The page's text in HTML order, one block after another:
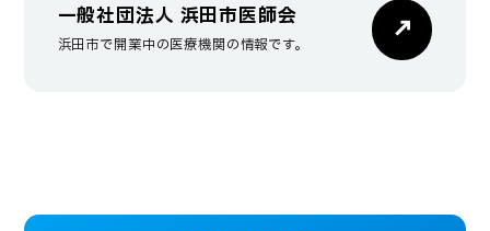
一般社団法人 浜田市医師会
浜田市で開業中の医療機関の情報です。